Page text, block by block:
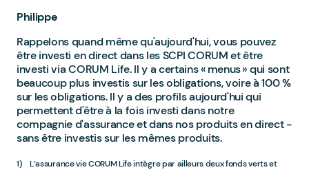
Philippe
Rappelons quand même qu'aujourd'hui, vous pouvez
être investi en direct dans les SCPI CORUM et être
investi via CORUM Life. Il y a certains « menus » qui sont
beaucoup plus investis sur les obligations, voire à 100 %
sur les obligations. Il y a des profils aujourd'hui qui
permettent d'être à la fois investi dans notre
compagnie d'assurance et dans nos produits en direct -
sans être investis sur les mêmes produits.
1) L’assurance vie CORUM Life intègre par ailleurs deux fonds verts et